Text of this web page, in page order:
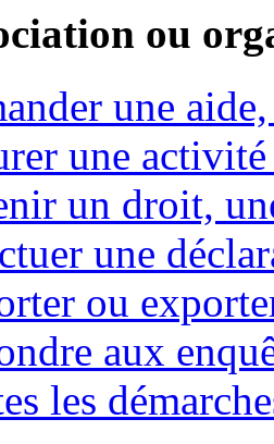
ou
une
une
un droit,
une
ou
aux
les